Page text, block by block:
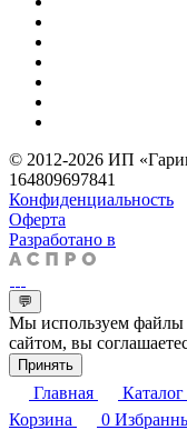
© 2012-2026 ИП
164809697841
Конфиденциальность
Оферта
Разработано в
💬
Мы используем файлы
сайтом, вы
Принять
Главная Каталог
Корзина
0